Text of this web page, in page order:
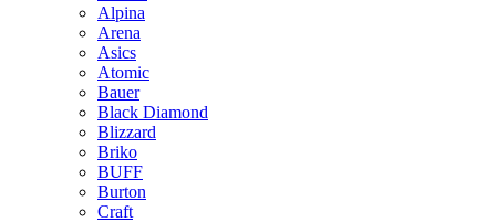
Alpina
Arena
Asics
Atomic
Bauer
Black Diamond
Blizzard
Briko
BUFF
Burton
Craft